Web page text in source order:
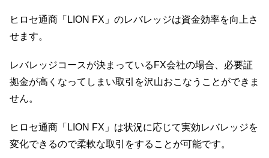
ヒロセ通商「LION FX」のレバレッジは資金効率を向上さ
せます。
レバレッジコースが決まっているFX会社の場合、必要証
拠金が高くなってしまい取引を沢山おこなうことができま
せん。
ヒロセ通商「LION FX」は状況に応じて実効レバレッジを
変化できるので柔軟な取引をすることが可能です。